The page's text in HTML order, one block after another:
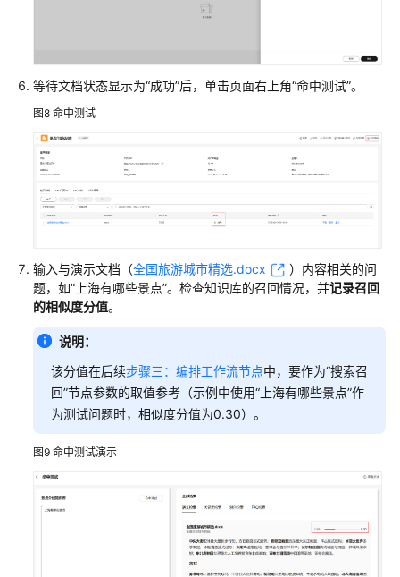
等待文档状态显示为“成功”后，单击页面右上角“命中测试”。
图8 命中测试
输入与演示文档（全国旅游城市精选.docx
）内容相关的问
题，如“上海有哪些景点”。检查知识库的召回情况，并记录召回
的相似度分值。
说明：
该分值在后续步骤三：编排工作流节点中，要作为“搜索召
回”节点参数的取值参考（示例中使用“上海有哪些景点”作
为测试问题时，相似度分值为0.30）。
图9 命中测试演示